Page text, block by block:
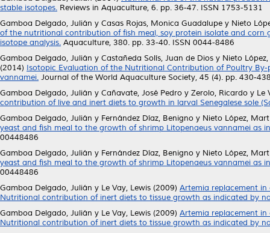
stable isotopes. Reviews in Aquaculture, 6. pp. 36-47. ISSN 1753-5131
Gamboa Delgado, Julián y Casas Rojas, Monica Guadalupe y Nieto
of the nutritional contribution of fish meal, soy protein isolate and
isotope analysis. Aquaculture, 380. pp. 33-40. ISSN 0044-8486
Gamboa Delgado, Julián y Castañeda Solís, Juan de Dios y Nieto
(2014) Isotopic Evaluation of the Nutritional Contribution of Poultry
vannamei. Journal of the World Aquaculture Society, 45 (4). pp. 430-
Gamboa Delgado, Julián y Cañavate, José Pedro y Zerolo, Ricardo y Le
contribution of live and inert diets to growth in larval Senegalese sole
Gamboa Delgado, Julián y Fernández Díaz, Benigno y Nieto López,
yeast and fish meal to the growth of shrimp Litopenaeus vannamei as
00448486
Gamboa Delgado, Julián y Fernández Díaz, Benigno y Nieto López,
yeast and fish meal to the growth of shrimp Litopenaeus vannamei as
00448486
Gamboa Delgado, Julián y Le Vay, Lewis (2009) Artemia replacement in
Nutritional contribution of inert diets to tissue growth as indicated by
Gamboa Delgado, Julián y Le Vay, Lewis (2009) Artemia replacement in
Nutritional contribution of inert diets to tissue growth as indicated by